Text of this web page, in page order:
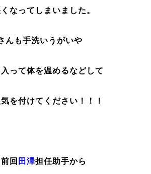
なってしまいました。
んも手洗いうがいや
って体を温めるなどして
を付けてください！！！
回 田澤担任助手から